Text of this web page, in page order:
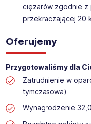
ciężarów zgodnie z
przekraczającej 20
Oferujemy
Przygotowaliśmy dla
Zatrudnienie w
tymczasowa)
Wynagrodzenie